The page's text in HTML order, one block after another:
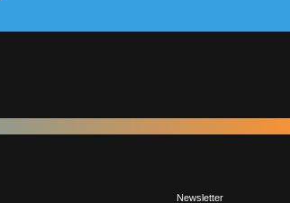
Newsletter